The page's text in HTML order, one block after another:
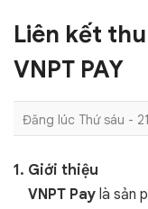
Liên kết
VNPT PAY
Đăng lúc Thứ sáu -
1. Giới thiệu
VNPT Pay là sản